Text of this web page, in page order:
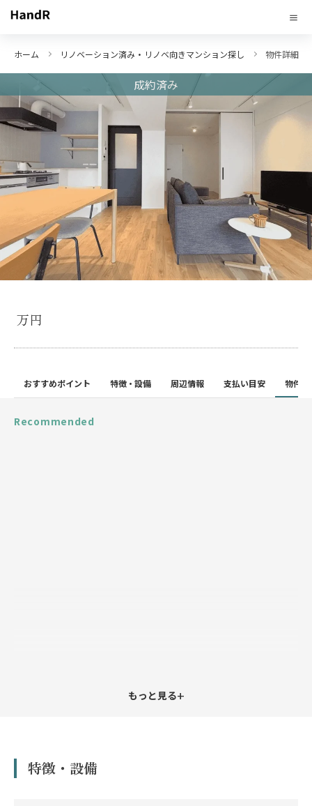
ホーム リノベーション済み・リノベ向きマンション探し 物件詳細
万円
おすすめポイント 特徴・設備 周辺情報 支払い目安 物件詳
Recommended
もっと見る+
特徴・設備